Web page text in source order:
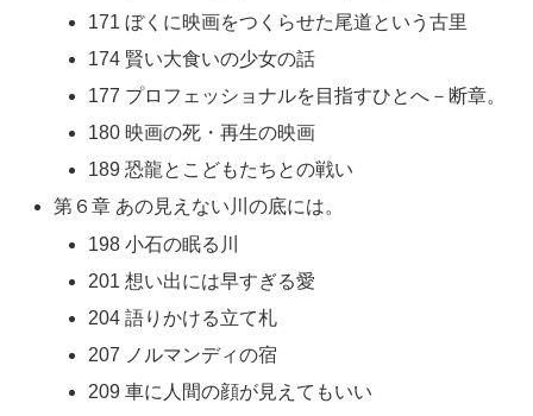
171 ぼくに映画をつくらせた尾道という古里
174 賢い大食いの少女の話
177 プロフェッショナルを目指すひとへ－断章。
180 映画の死・再生の映画
189 恐龍とこどもたちとの戦い
第６章 あの見えない川の底には。
198 小石の眠る川
201 想い出には早すぎる愛
204 語りかける立て札
207 ノルマンディの宿
209 車に人間の顔が見えてもいい